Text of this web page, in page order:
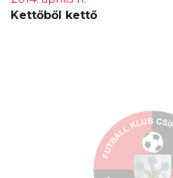
Kettőből kettő